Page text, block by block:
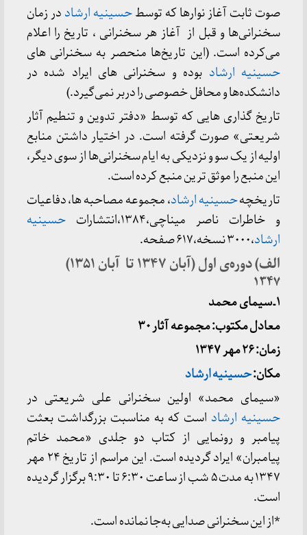
صوت ثابت آغاز نوارها که توسطحسینیه ارشاد در زمان
سخنرانی‌ها و قبل از آغاز هر سخنرانی ، تاریخ را اعلام
می‌کرده است. (این تاریخ‌ها منحصر به سخنرانی های
حسینیه ارشاد بوده و سخنرانی های ایراد شده در
دانشکده‌ها و محافل خصوصی را دربر نمی‌گیرد.)
تاریخ گذاری هایی که توسط «دفتر تدوین و تنطیم آثار
شریعتی» صورت گرفته است. در اختیار داشتن منابع
اولیه از یک سو و نزدیکی به ایام سخنرانی‌ها از سوی دیگر،
این منبع را موثق ترین منبع کرده است.
تاریخچهحسینیه ارشاد، مجموعه مصاحبه ها، دفاعیات
و خاطرات ناصر میناچی،۱۳۸۴،انتشارات
حسینیه
ارشاد،۳۰۰۰ نسخه،۶۱۷ صفحه.
الف) دوره‌ی اول (آبان ۱۳۴۷ تا آبان ۱۳۵۱)
۱۳۴۷
۱ ـ سیمای محمد
معادل مکتوب: مجموعه آثار ۳۰
زمان: ۲۶ مهر ۱۳۴۷
مکان:حسینیه ارشاد
«سیمای محمد» اولین سخنرانی علی شریعتی در
حسینیه ارشاد است که به مناسبت بزرگداشت بعثت
پیامبر و رونمایی از کتاب دو جلدی «محمد خاتم
پیامبران» ایراد گردیده است. این مراسم از تاریخ ۲۴ مهر
۱۳۴۷ به مدت ۵ شب از ساعت ۶:۳۰ تا ۹:۳۰ برگزار گردیده
است.
*از این سخنرانی صدایی به‌جا نمانده است.